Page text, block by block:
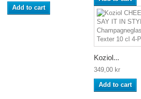
Add to cart
Koziol...
349,00 kr
Add to cart